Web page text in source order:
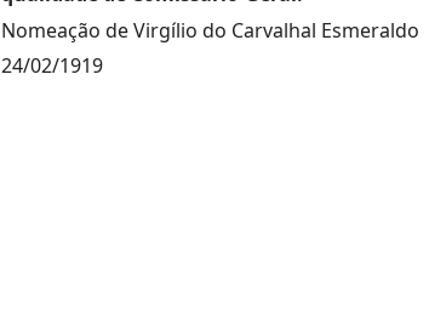
Nomeação de Virgílio do Carvalhal Esmeraldo
24/02/1919